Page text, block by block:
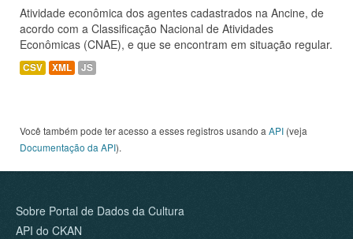
Atividade econômica dos agentes cadastrados na Ancine, de
acordo com a Classificação Nacional de Atividades
Econômicas (CNAE), e que se encontram em situação regular.
CSV XML JS
Você também pode ter acesso a esses registros usando a API (veja
Documentação da API).
Sobre Portal de Dados da Cultura
API do CKAN